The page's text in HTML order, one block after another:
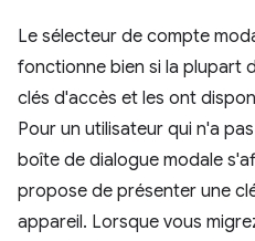
Le sélecteur de compte
fonctionne bien si la plupart
clés d'accès et les ont
Pour un utilisateur qui n'a
boîte de dialogue modale
propose de présenter une
appareil. Lorsque vous